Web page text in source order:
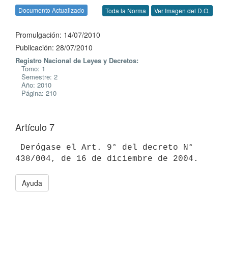
Documento Actualizado Toda la Norma Ver Imagen del D.O.
Promulgación: 14/07/2010
Publicación: 28/07/2010
Registro Nacional de Leyes y Decretos:
Tomo: 1
Semestre: 2
Año: 2010
Página: 210
Artículo 7
Ayuda